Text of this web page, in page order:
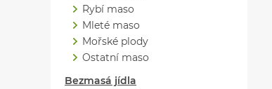
Rybí maso
Mleté maso
Mořské plody
Ostatní maso
Bezmasá jídla